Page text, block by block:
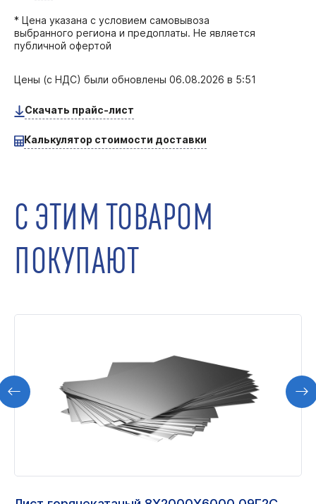
* Цена указана с условием самовывоза
выбранного региона и предоплаты. Не является
публичной офертой
Цены (с НДС) были обновлены 06.08.2026 в 5:51
Скачать прайс-лист
Калькулятор стоимости доставки
С ЭТИМ ТОВАРОМ
ПОКУПАЮТ